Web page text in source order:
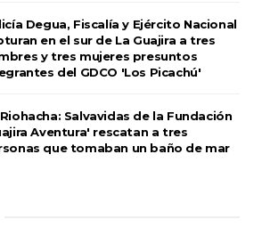
Degua, Fiscalía y Ejército Nacional
en el sur de La Guajira a tres
y tres mujeres presuntos
del GDCO 'Los Picachú'
Salvavidas de la Fundación
Aventura' rescatan a tres
que tomaban un baño de mar